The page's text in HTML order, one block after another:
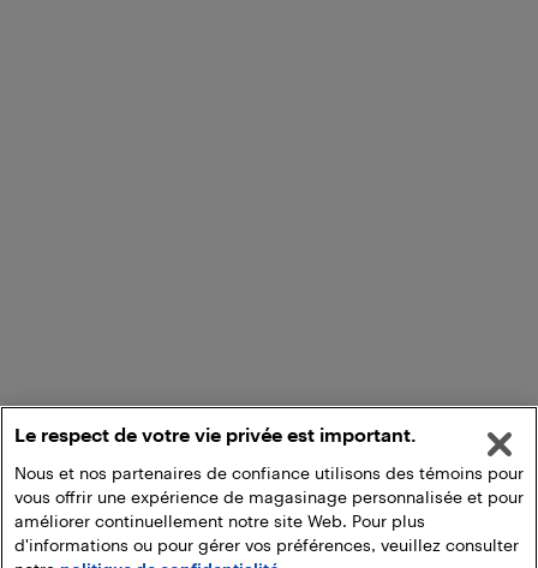
Le respect de votre vie privée est important.
Nous et nos partenaires de confiance utilisons des témoins pour
vous offrir une expérience de magasinage personnalisée et pour
améliorer continuellement notre site Web. Pour plus
d'informations ou pour gérer vos préférences, veuillez consulter